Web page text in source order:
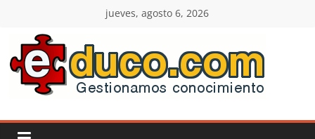
contenido
jueves, agosto 6, 2026
E-
duco: